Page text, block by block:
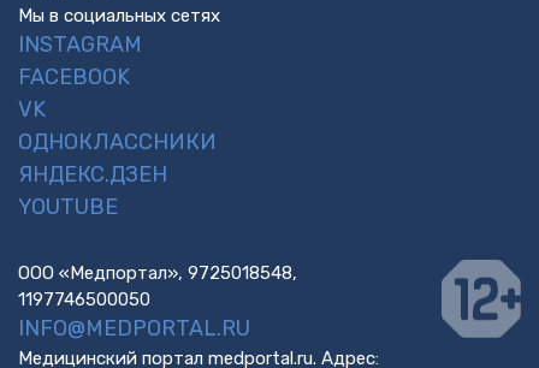
Мы в социальных сетях
INSTAGRAM
FACEBOOK
VK
ОДНОКЛАССНИКИ
ЯНДЕКС.ДЗЕН
YOUTUBE
ООО «Медпортал», 9725018548,
1197746500050
INFO@MEDPORTAL.RU
Медицинский портал medportal.ru. Адрес: